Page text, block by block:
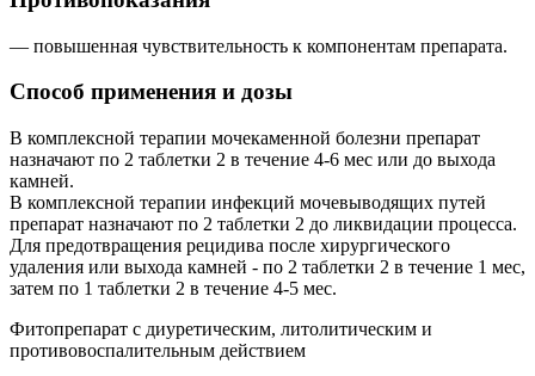
— повышенная чувствительность к компонентам препарата.
Способ применения и дозы
В комплексной терапии мочекаменной болезни препарат
назначают по 2 таблетки 2 в течение 4-6 мес или до выхода
камней.
В комплексной терапии инфекций мочевыводящих путей
препарат назначают по 2 таблетки 2 до ликвидации процесса.
Для предотвращения рецидива после хирургического
удаления или выхода камней - по 2 таблетки 2 в течение 1 мес,
затем по 1 таблетки 2 в течение 4-5 мес.
Фитопрепарат с диуретическим, литолитическим и
противовоспалительным действием